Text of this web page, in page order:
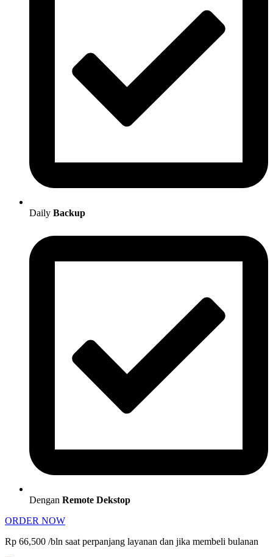
Daily Backup
Dengan Remote Dekstop
ORDER NOW
Rp 66,500 /bln saat perpanjang layanan dan jika membeli bulanan